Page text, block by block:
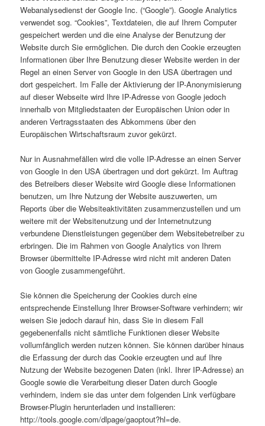
Webanalysedienst der Google Inc. (“Google”). Google Analytics
verwendet sog. “Cookies”, Textdateien, die auf Ihrem Computer
gespeichert werden und die eine Analyse der Benutzung der
Website durch Sie ermöglichen. Die durch den Cookie erzeugten
Informationen über Ihre Benutzung dieser Website werden in der
Regel an einen Server von Google in den USA übertragen und
dort gespeichert. Im Falle der Aktivierung der IP-Anonymisierung
auf dieser Webseite wird Ihre IP-Adresse von Google jedoch
innerhalb von Mitgliedstaaten der Europäischen Union oder in
anderen Vertragsstaaten des Abkommens über den
Europäischen Wirtschaftsraum zuvor gekürzt.
Nur in Ausnahmefällen wird die volle IP-Adresse an einen Server
von Google in den USA übertragen und dort gekürzt. Im Auftrag
des Betreibers dieser Website wird Google diese Informationen
benutzen, um Ihre Nutzung der Website auszuwerten, um
Reports über die Websiteaktivitäten zusammenzustellen und um
weitere mit der Websitenutzung und der Internetnutzung
verbundene Dienstleistungen gegenüber dem Websitebetreiber zu
erbringen. Die im Rahmen von Google Analytics von Ihrem
Browser übermittelte IP-Adresse wird nicht mit anderen Daten
von Google zusammengeführt.
Sie können die Speicherung der Cookies durch eine
entsprechende Einstellung Ihrer Browser-Software verhindern; wir
weisen Sie jedoch darauf hin, dass Sie in diesem Fall
gegebenenfalls nicht sämtliche Funktionen dieser Website
vollumfänglich werden nutzen können. Sie können darüber hinaus
die Erfassung der durch das Cookie erzeugten und auf Ihre
Nutzung der Website bezogenen Daten (inkl. Ihrer IP-Adresse) an
Google sowie die Verarbeitung dieser Daten durch Google
verhindern, indem sie das unter dem folgenden Link verfügbare
Browser-Plugin herunterladen und installieren:
http://tools.google.com/dlpage/gaoptout?hl=de.